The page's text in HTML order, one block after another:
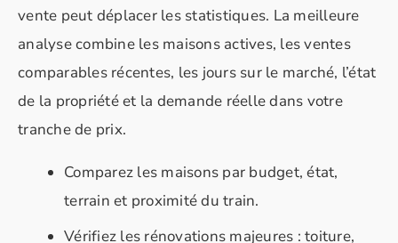
vente peut déplacer les statistiques. La meilleure
analyse combine les maisons actives, les ventes
comparables récentes, les jours sur le marché, l’état
de la propriété et la demande réelle dans votre
tranche de prix.
Comparez les maisons par budget, état,
terrain et proximité du train.
Vérifiez les rénovations majeures : toiture,